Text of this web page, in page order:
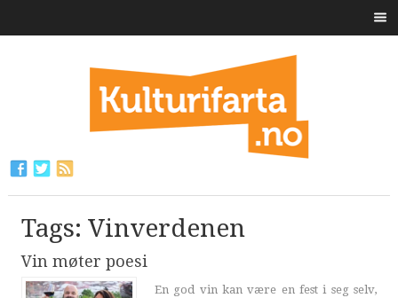
Tags: Vinverdenen
Vin møter poesi
En god vin kan være en fest i seg selv,